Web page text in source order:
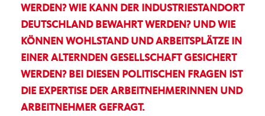
WERDEN? WIE KANN DER INDUSTRIESTANDORT
DEUTSCHLAND BEWAHRT WERDEN? UND WIE
KÖNNEN WOHLSTAND UND ARBEITSPLÄTZE IN
EINER ALTERNDEN GESELLSCHAFT GESICHERT
WERDEN? BEI DIESEN POLITISCHEN FRAGEN IST
DIE EXPERTISE DER ARBEITNEHMERINNEN UND
ARBEITNEHMER GEFRAGT.